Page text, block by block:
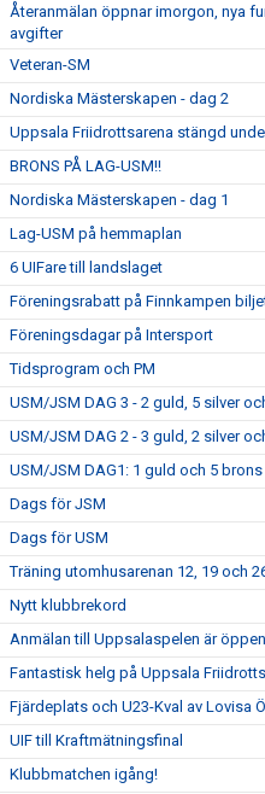
Återanmälan öppnar imorgon, nya
avgifter
Veteran-SM
Nordiska Mästerskapen - dag 2
Uppsala Friidrottsarena stängd
BRONS PÅ LAG-USM!!
Nordiska Mästerskapen - dag 1
Lag-USM på hemmaplan
6 UIFare till landslaget
Föreningsrabatt på Finnkampen
Föreningsdagar på Intersport
Tidsprogram och PM
USM/JSM DAG 3 - 2 guld, 5 silver
USM/JSM DAG 2 - 3 guld, 2 silver
USM/JSM DAG1: 1 guld och 5 brons
Dags för JSM
Dags för USM
Träning utomhusarenan 12, 19 och
Nytt klubbrekord
Anmälan till Uppsalaspelen är
Fantastisk helg på Uppsala
Fjärdeplats och U23-Kval av Lovisa
UIF till Kraftmätningsfinal
Klubbmatchen igång!